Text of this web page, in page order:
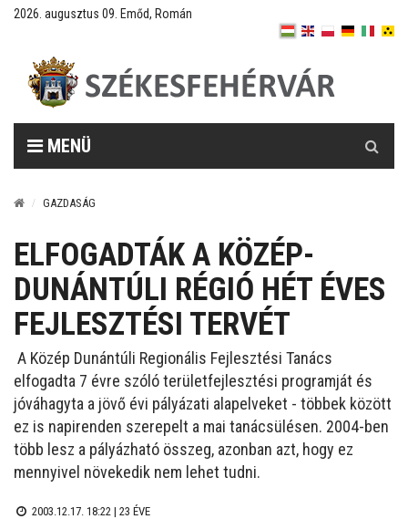
2026. augusztus 09. Emőd, Román
MENÜ
GAZDASÁG
ELFOGADTÁK A KÖZÉP-
DUNÁNTÚLI RÉGIÓ HÉT ÉVES
FEJLESZTÉSI TERVÉT
A Közép Dunántúli Regionális Fejlesztési Tanács
elfogadta 7 évre szóló területfejlesztési programját és
jóváhagyta a jövő évi pályázati alapelveket - többek között
ez is napirenden szerepelt a mai tanácsülésen. 2004-ben
több lesz a pályázható összeg, azonban azt, hogy ez
mennyivel növekedik nem lehet tudni.
2003.12.17. 18:22 | 23 ÉVE